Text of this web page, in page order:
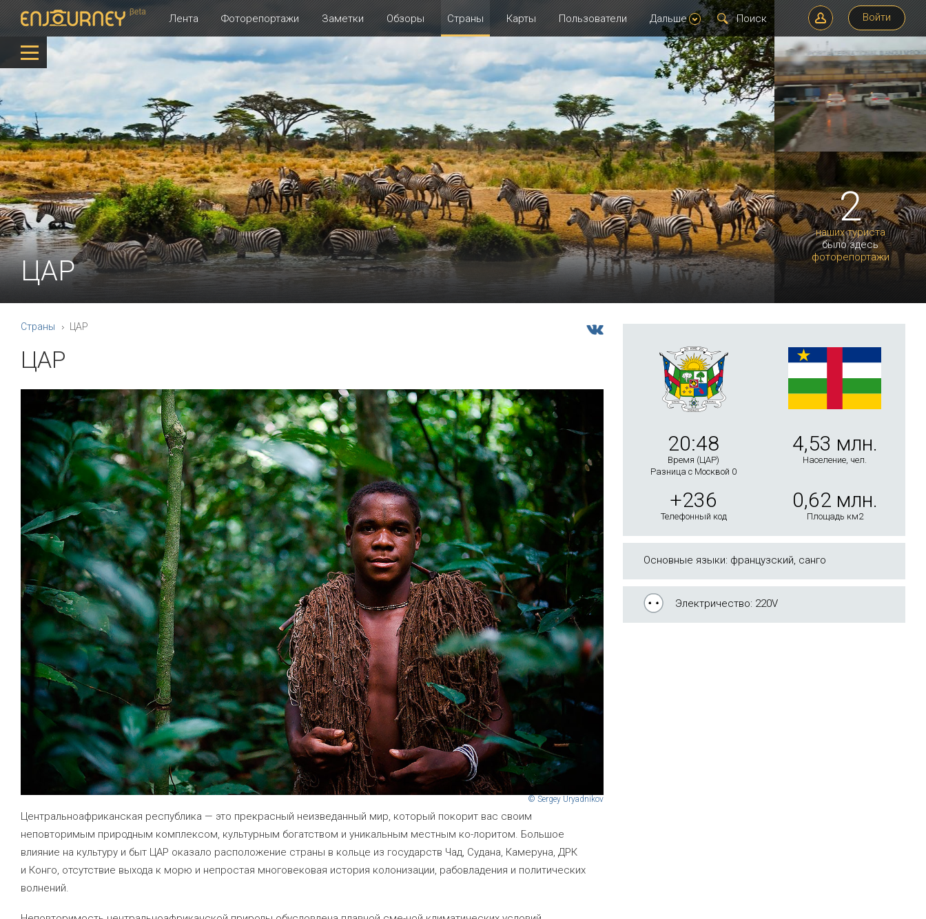
Войти
Лента Фоторепортажи Заметки Обзоры Страны Карты Пользователи Дальше
2
наших туриста
было здесь
фоторепортажи
ЦАР
20:48
Время (ЦАР)
Разница с Москвой 0
4,53 млн.
Население, чел.
+236
Телефонный код
0,62 млн.
Площадь км2
Основные языки: французский, санго
Электричество: 220V
Страны ЦАР
ЦАР
© Sergey Uryadnikov
Центральноафриканская республика — это прекрасный неизведанный мир, который покорит вас своим
неповторимым природным комплексом, культурным богатством и уникальным местным ко-лоритом. Большое
влияние на культуру и быт ЦАР оказало расположение страны в кольце из государств Чад, Судана, Камеруна, ДРК
и Конго, отсутствие выхода к морю и непростая многовековая история колонизации, рабовладения и политических
волнений.